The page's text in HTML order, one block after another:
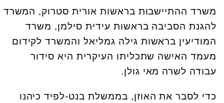
משרד ההתיישבות בראשות אורית סטרוק, המשרד
להגנת הסביבה בראשות עידית סילמן, משרד
המודיעין בראשות גילה גמליאל והמשרד לקידום
מעמד האישה שתכליתו העיקרית היא סידור
עבודה לשרה מאי גולן.
כדי לסבר את האוזן, בממשלת בנט-לפיד כיהנו